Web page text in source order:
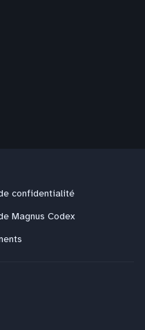
confidentialité
Magnus Codex